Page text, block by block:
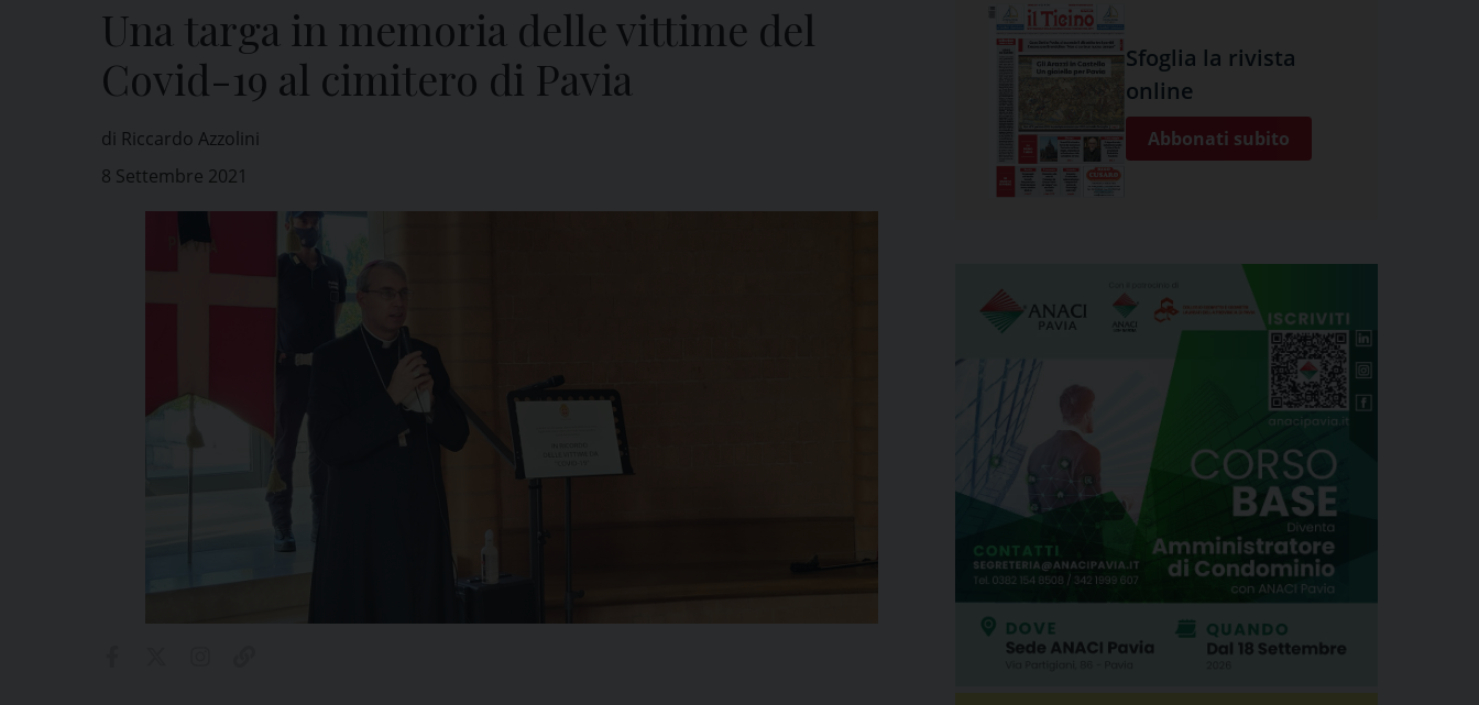
Una targa in memoria delle vittime del
Covid-19 al cimitero di Pavia
di Riccardo Azzolini
8 Settembre 2021
Sfoglia la rivista
online
Abbonati subito